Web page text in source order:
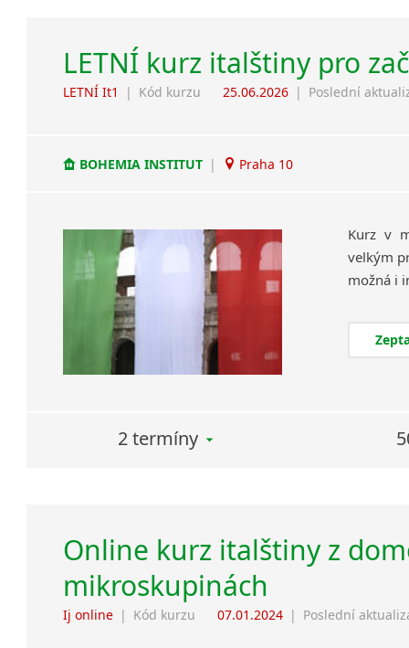
LETNÍ kurz italštiny pro
LETNÍ It1 | Kód kurzu 25.06.2026 | Poslední
BOHEMIA INSTITUT | Praha 10
Kurz v
velkým
2 termíny
Online kurz italštiny z
mikroskupinách
Ij online | Kód kurzu 07.01.2024 | Poslední